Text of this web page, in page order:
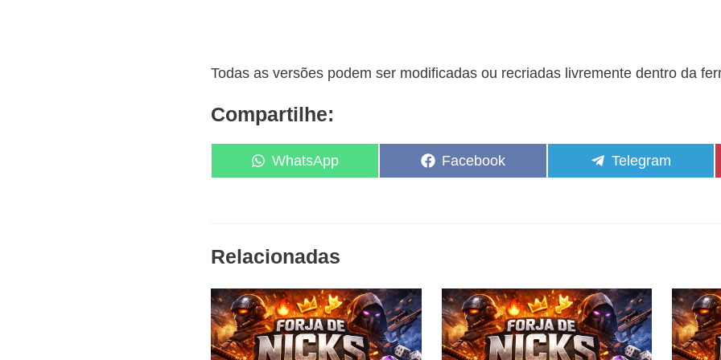
Todas as versões podem ser modificadas ou recriadas livremente dentro da
Compartilhe:
Share
on
WhatsApp
Share
on
Facebook
Share
on
Telegram
Relacionadas